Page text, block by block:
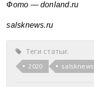
Фото —donland.ru
salsknews.ru
Теги статьи:
2020 salsknews